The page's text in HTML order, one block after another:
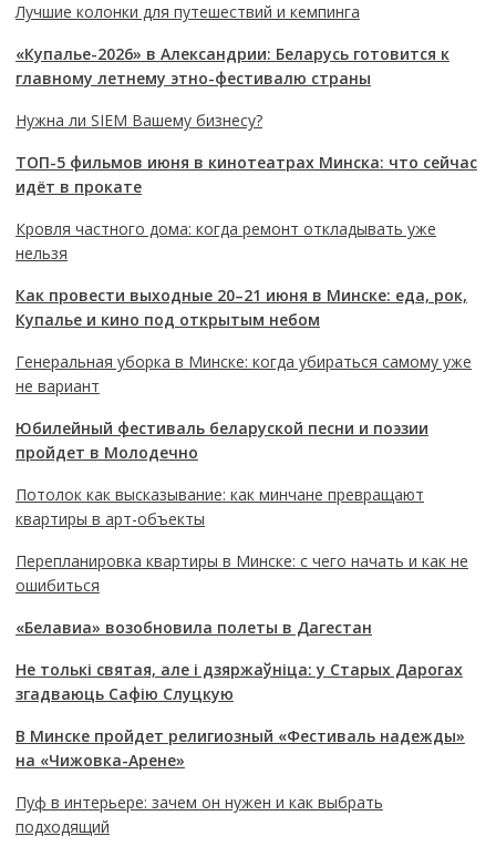
Лучшие колонки для путешествий и кемпинга
«Купалье-2026» в Александрии: Беларусь готовится к
главному летнему этно-фестивалю страны
Нужна ли SIEM Вашему бизнесу?
ТОП-5 фильмов июня в кинотеатрах Минска: что сейчас
идёт в прокате
Кровля частного дома: когда ремонт откладывать уже
нельзя
Как провести выходные 20–21 июня в Минске: еда, рок,
Купалье и кино под открытым небом
Генеральная уборка в Минске: когда убираться самому уже
не вариант
Юбилейный фестиваль беларуской песни и поэзии
пройдет в Молодечно
Потолок как высказывание: как минчане превращают
квартиры в арт-объекты
Перепланировка квартиры в Минске: с чего начать и как не
ошибиться
«Белавиа» возобновила полеты в Дагестан
Не толькі святая, але і дзяржаўніца: у Старых Дарогах
згадваюць Сафію Слуцкую
В Минске пройдет религиозный «Фестиваль надежды»
на «Чижовка-Арене»
Пуф в интерьере: зачем он нужен и как выбрать
подходящий